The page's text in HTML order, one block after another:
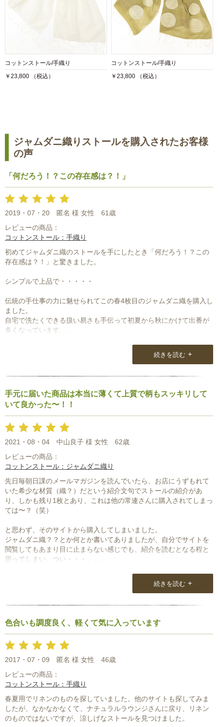
コットンストール/手織り
￥23,800 （税込）
コットンストール/手織り
￥23,800 （税込）
ジャムダニ織りストールを購入されたお客様
の声
「何だろう！？この存在感は？！」
2019・07・20 匿名 様 女性
61歳
レビューの商品：
コットンストール：手織り
初めてジャムダニ織のストールを手にしたとき「何だろう！？この
存在感は？！」と驚きました。
シンプルで上品で・・・・・
伝統の手仕事の力に魅せられてこの春4枚目のジャムダニ織を購入し
ました。
自宅で洗たくできる扱い易さも手伝って初夏から秋にかけて出番が
多くなっています。
いつもステキなストールをご紹介いただきまして、ありがとうござ
続きを読む +
手元に届いた商品は本当に薄くて上質で柄もスッキリして
いて良かった〜！！
2021・08・04 中山良子 様 女性
62歳
レビューの商品：
コットンストール：ジャムダニ織り
先日毎朝日課のメールマガジンを読んでいたら、お店にうずもれて
いた希少な材質（織？）だという紹介文句でストールの紹介があ
り、しかも残り1枚とあり、これは他の常連さんに購入されてしまっ
ては〜？（笑）
と思わず、そのサイトから購入してしまいました。
ジャムダニ織？？とか何とか書いてありましたが、自分でサイトを
閲覧してもあまり目に止まらない感じでも、紹介を読むとなる程と
思ってしまい、つい・・・。
続きを読む +
色合いも調度良く、軽くて気に入っています
2017・07・09 匿名 様 女性
46歳
レビューの商品：
コットンストール：手織り
春夏用でリネンのものを探していました。他のサイトも探してみま
したが、なかなかなくて、ナチュラルラウンジさんに戻り、リネン
のものではないですが、涼しげなストールを見つけました。